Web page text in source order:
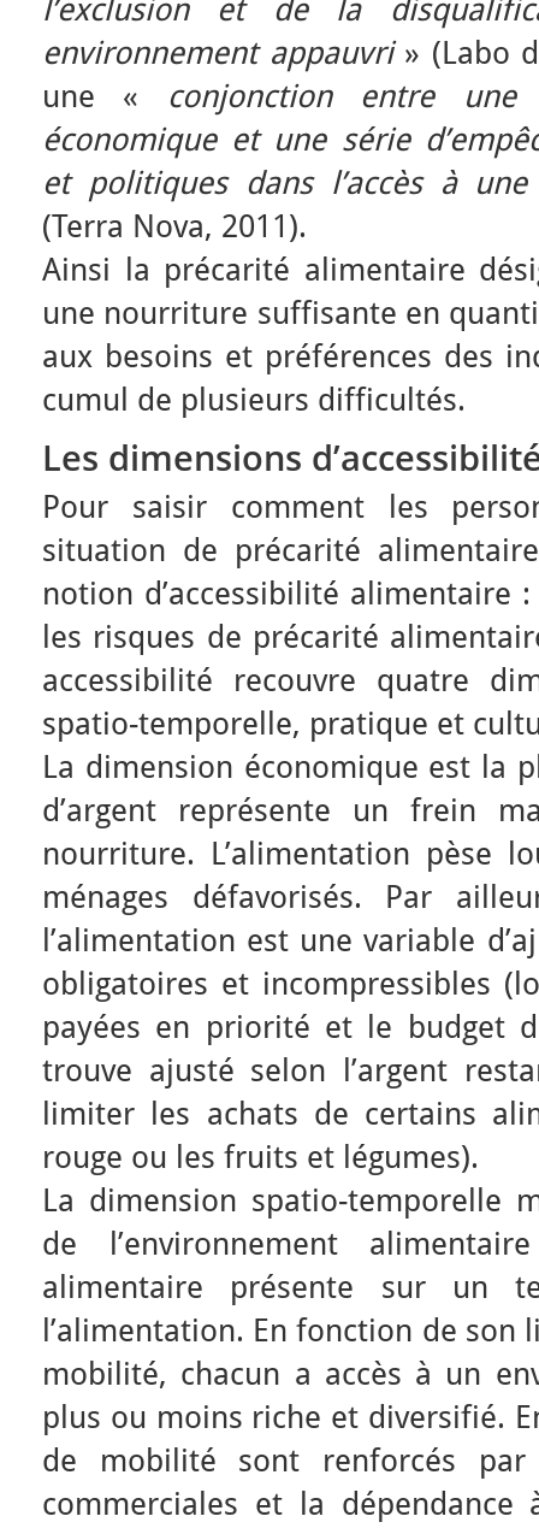
l’exclusion et de la
environnement appauvri» (Labo
une « conjonction entre
économique et une série
et politiques dans l’accès à
(Terra Nova, 2011).
Ainsi la précarité alimentaire
une nourriture suffisante en
aux besoins et préférences des
cumul de plusieurs difficultés.
Les dimensions
Pour saisir comment les
situation de précarité
notion d’accessibilité alimentaire
les risques de précarité
accessibilité recouvre quatre
spatio-temporelle, pratique et
La dimension économique est la
d’argent représente un frein
nourriture. L’alimentation pèse
ménages défavorisés. Par
l’alimentation est une variable
obligatoires et incompressibles
payées en priorité et le budget
trouve ajusté selon l’argent
limiter les achats de certains
rouge ou les fruits et légumes).
La dimension spatio-temporelle
de l’environnement
alimentaire présente sur un
l’alimentation. En fonction de son
mobilité, chacun a accès à un
plus ou moins riche et diversifié.
de mobilité sont renforcés par
commerciales et la dépendance